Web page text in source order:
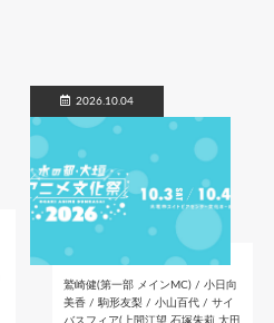
2026.10.04
鷲崎健(第一部 メインMC) / 小日向
美香 / 駒形友梨 / 小山百代 / サイ
バスフィア(上間江望 石塚朱莉 太田